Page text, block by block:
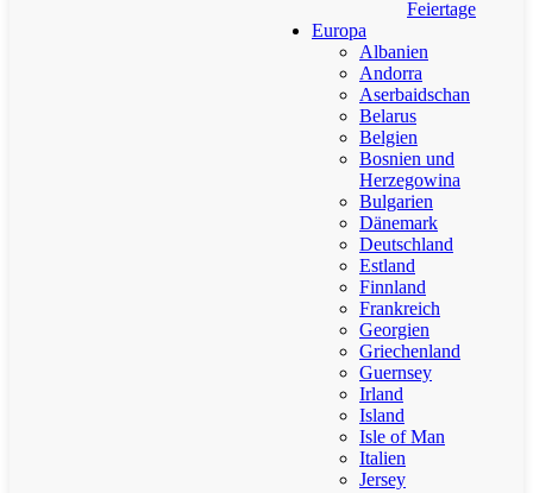
Feiertage
Europa
Albanien
Andorra
Aserbaidschan
Belarus
Belgien
Bosnien und
Herzegowina
Bulgarien
Dänemark
Deutschland
Estland
Finnland
Frankreich
Georgien
Griechenland
Guernsey
Irland
Island
Isle of Man
Italien
Jersey